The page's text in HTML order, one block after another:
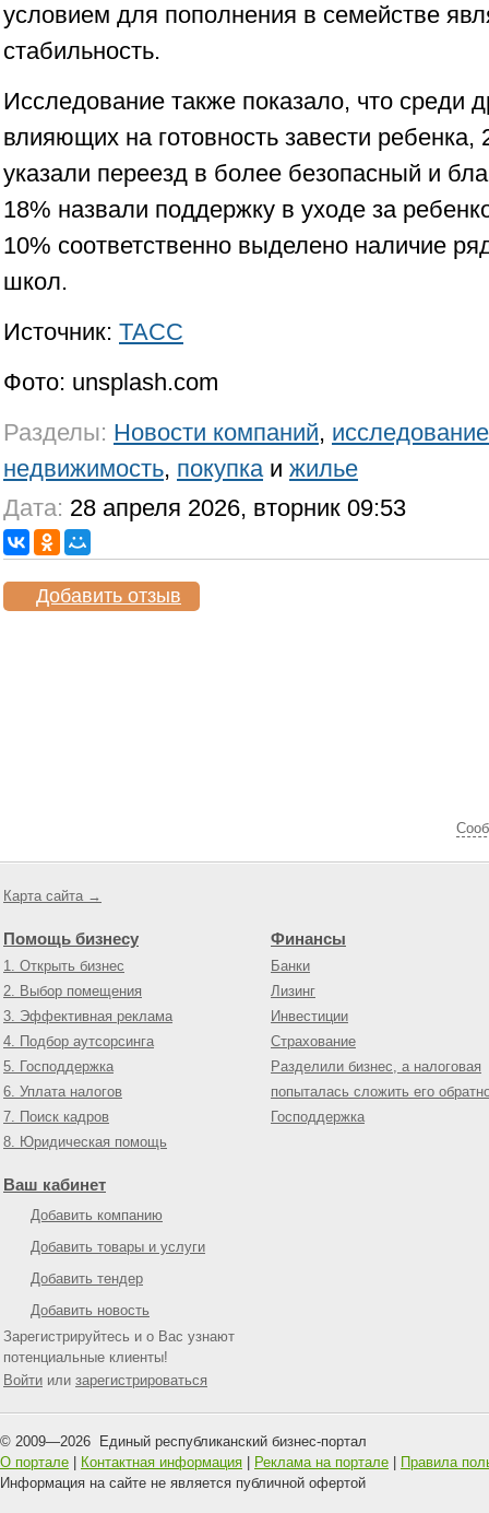
условием для пополнения в семействе
стабильность.
Исследование также показало, что среди
влияющих на готовность завести
указали переезд в более безопасный и
18% назвали поддержку в уходе за
10% соответственно выделено наличие
школ.
Источник: ТАСС
Фото: unsplash.com
Разделы: Новости компаний, исследование
недвижимость, покупкаи жилье
Дата: 28 апреля 2026, вторник 09:53
Добавить отзыв
Карта сайта →
Помощь бизнесу
1. Открыть бизнес
2. Выбор помещения
3. Эффективная реклама
4. Подбор аутсорсинга
5. Господдержка
6. Уплата налогов
7. Поиск кадров
8. Юридическая помощь
Финансы
Банки
Лизинг
Инвестиции
Страхование
Разделили бизнес, а налоговая
попыталась сложить его
Господдержка
Ваш кабинет
Добавить компанию
Добавить товары и услуги
Добавить тендер
Добавить новость
Зарегистрируйтесь и о Вас узнают
потенциальные клиенты!
Войти или зарегистрироваться
© 2009—2026 Единый республиканский бизнес-портал
О портале
Контактная информация Реклама на портале
Правила
Информация на сайте не является публичной офертой